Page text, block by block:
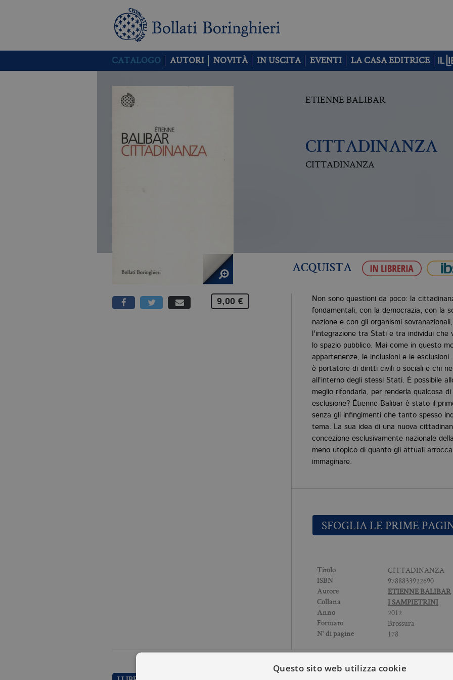
CATALOGO AUTORI NOVITÀ IN USCITA EVENTI LA CASA EDITRICE
9,00 €
ETIENNE BALIBAR
CITTADINANZA
CITTADINANZA
ACQUISTA
Non sono questioni da poco: la
fondamentali, con la democrazia, con la
nazione e con gli organismi
l'integrazione tra Stati e tra individui che
lo spazio pubblico. Mai come in questo
appartenenze, le inclusioni e le
è portatore di diritti civili o sociali e chi
all'interno degli stessi Stati. È possibile
meglio rifondarla, per renderla qualcosa
esclusione? Étienne Balibar è stato il
senza gli infingimenti che tanto spesso
tema. La sua idea di una nuova
concezione esclusivamente nazionale
meno utopico di quanto gli attuali
immaginare.
SFOGLIA LE PRIME
Titolo CITTADINANZA
ISBN 9788833922690
Autore ETIENNE BALIBAR
Collana I SAMPIETRINI
Anno 2012
Formato Brossura
N° di pagine 178
Questo sito web utilizza cookie